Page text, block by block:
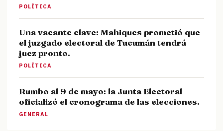
POLÍTICA
Una vacante clave: Mahiques prometió que
el juzgado electoral de Tucumán tendrá
juez pronto.
POLÍTICA
Rumbo al 9 de mayo: la Junta Electoral
oficializó el cronograma de las elecciones.
GENERAL